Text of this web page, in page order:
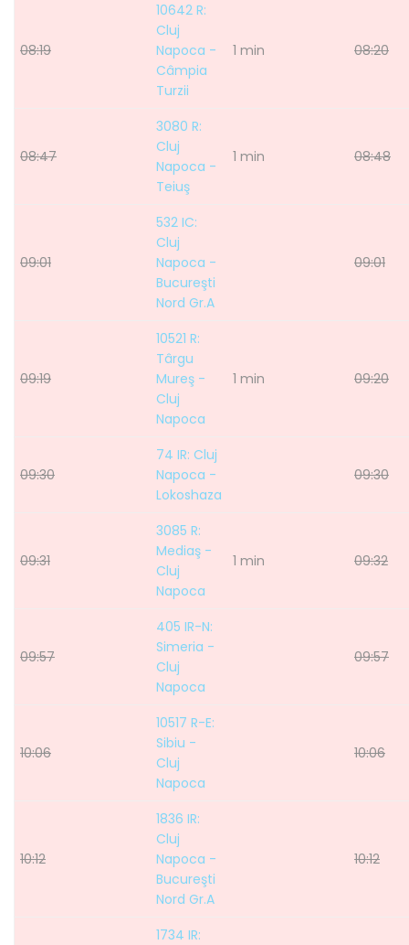
08:19
10642 R:
Cluj
Napoca -
Câmpia
Turzii
1 min 08:20
08:47
3080 R:
Cluj
Napoca -
Teiuş
1 min 08:48
09:01
532 IC:
Cluj
Napoca -
Bucureşti
Nord Gr.A
09:01
09:19
10521 R:
Târgu
Mureş -
Cluj
Napoca
1 min 09:20
09:30
74 IR: Cluj
Napoca -
Lokoshaza
09:30
09:31
3085 R:
Mediaş -
Cluj
Napoca
1 min 09:32
09:57
405 IR-N:
Simeria -
Cluj
Napoca
09:57
10:06
10517 R-E:
Sibiu -
Cluj
Napoca
10:06
10:12
1836 IR:
Cluj
Napoca -
Bucureşti
Nord Gr.A
10:12
1734 IR: